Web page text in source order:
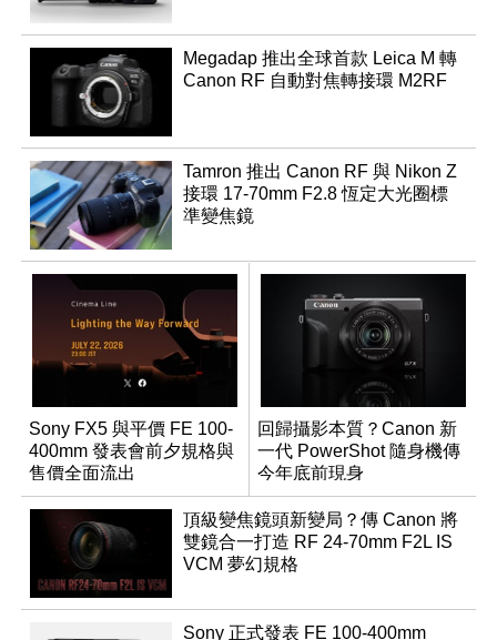
Megadap 推出全球首款 Leica M 轉
Canon RF 自動對焦轉接環 M2RF
Tamron 推出 Canon RF 與 Nikon Z
接環 17-70mm F2.8 恆定大光圈標
準變焦鏡
Sony FX5 與平價 FE 100-
400mm 發表會前夕規格與
售價全面流出
回歸攝影本質？Canon 新
一代 PowerShot 隨身機傳
今年底前現身
頂級變焦鏡頭新變局？傳 Canon 將
雙鏡合一打造 RF 24-70mm F2L IS
VCM 夢幻規格
Sony 正式發表 FE 100-400mm